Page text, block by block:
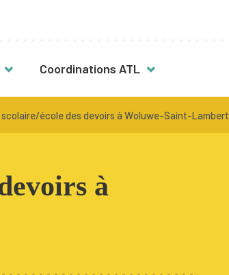
handicap
Coordinations ATL
école des devoirs à Woluwe-Saint-Lambert
à